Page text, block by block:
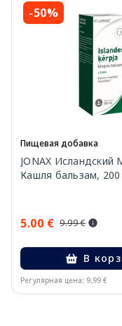
-50%
Пищевая добавка
JONAX Исландский
Кашля бальзам,
5.00 € 9.99 €
В
Регулярная цена: 9.99 €